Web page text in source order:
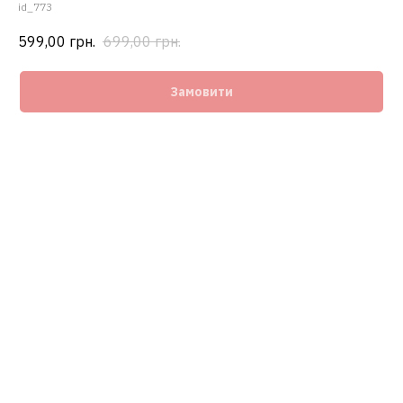
id_773
599,00 грн. 699,00 грн.
Замовити